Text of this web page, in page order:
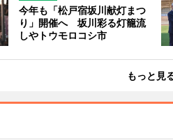
今年も「松戸宿坂川献灯まつ
り」開催へ 坂川彩る灯籠流
しやトウモロコシ市
もっと見